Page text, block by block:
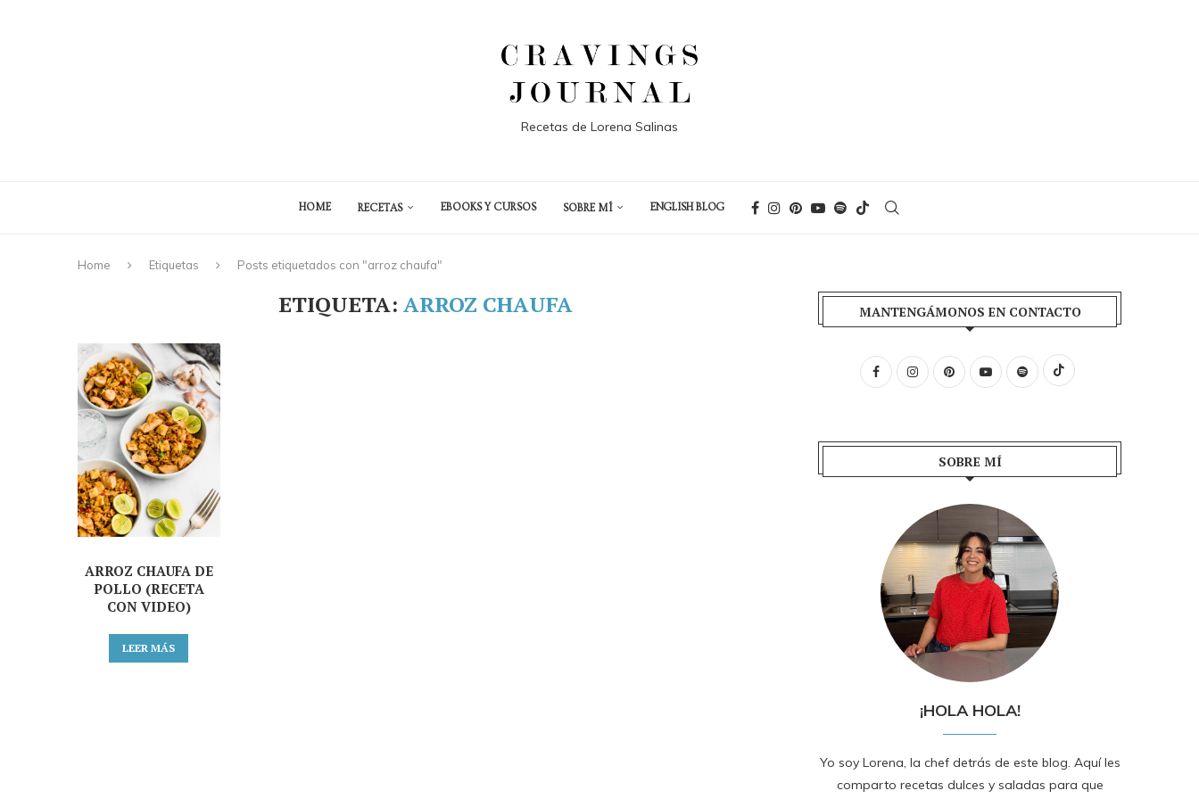
Recetas de Lorena Salinas
HOME RECETAS EBOOKS Y CURSOS SOBRE MÍ ENGLISH BLOG
Home Etiquetas Posts etiquetados con "arroz chaufa"
ETIQUETA: ARROZ CHAUFA
ARROZ CHAUFA DE
POLLO (RECETA
CON VIDEO)
LEER MÁS
MANTENGÁMONOS EN CONTACTO
SOBRE MÍ
¡HOLA HOLA!
Yo soy Lorena, la chef detrás de este blog. Aquí les
comparto recetas dulces y saladas para que